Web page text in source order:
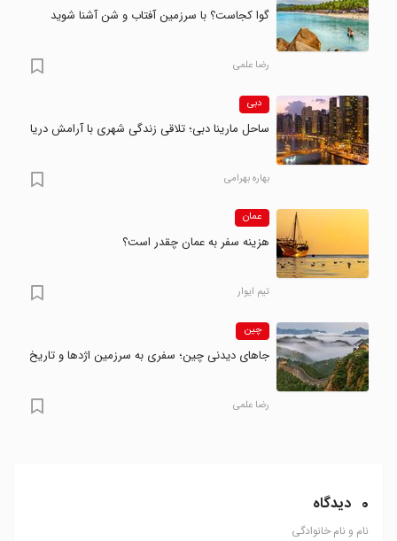
گوا کجاست؟ با سرزمین آفتاب و شن آشنا شوید
رضا علمی
دبی
ساحل مارینا دبی؛ تلاقی زندگی شهری با آرامش دریا
بهاره بهرامی
عمان
هزینه سفر به عمان چقدر است؟
تیم ایوار
چین
جاهای دیدنی چین؛ سفری به سرزمین اژدها و تاریخ
رضا علمی
0 دیدگاه
نام و نام خانوادگی